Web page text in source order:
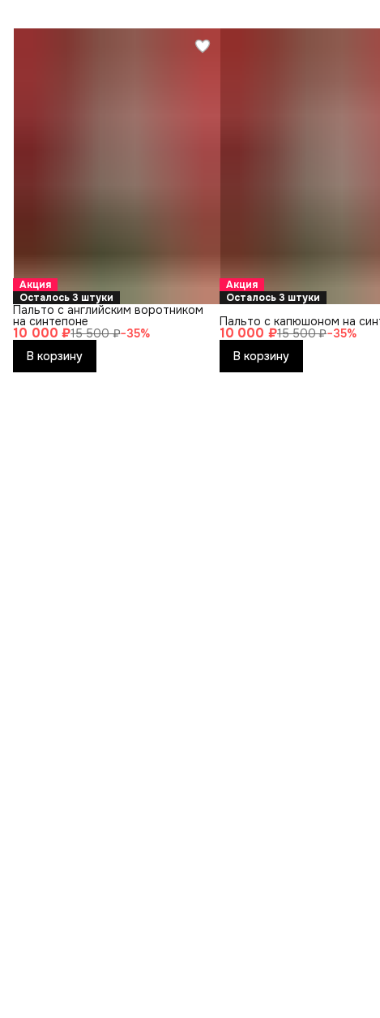
Акция
Осталось 3 штуки
10 000 ₽15 500 ₽−35%
Пальто с английским воротником
на синтепоне
В корзину
Акция
Осталось 3 штуки
10 000 ₽15 500 ₽−35%
Пальто с капюшоном на
В корзину